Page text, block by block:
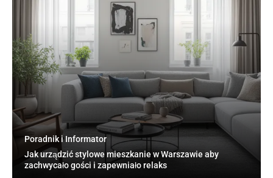
Poradnik i Informator
Jak urządzić stylowe mieszkanie w Warszawie aby
zachwycało gości i zapewniało relaks